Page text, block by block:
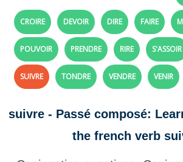
CROIRE DEVOIR DIRE FAIRE
POUVOIR PRENDRE RIRE S'ASSOIR
SUIVRE TONDRE VENDRE VENIR
suivre - Passé composé:
the french verb